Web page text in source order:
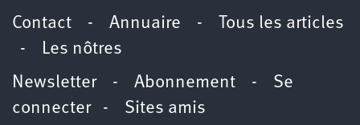
Contact - Annuaire - Tous les articles
-
Les nôtres
Newsletter- Abonnement - Se
connecter- Sites amis